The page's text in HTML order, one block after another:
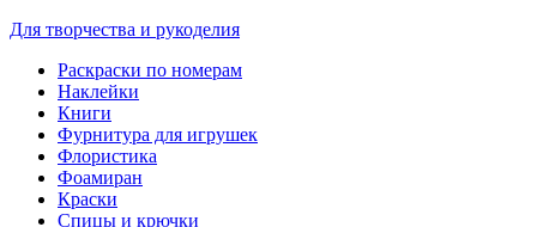
Для творчества и рукоделия
Раскраски по номерам
Наклейки
Книги
Фурнитура для игрушек
Флористика
Фоамиран
Краски
Спицы и крючки